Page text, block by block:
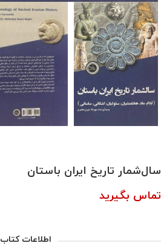
سال‌شمار تاریخ ایران باستان
تماس بگیرید
اطلاعات کتاب